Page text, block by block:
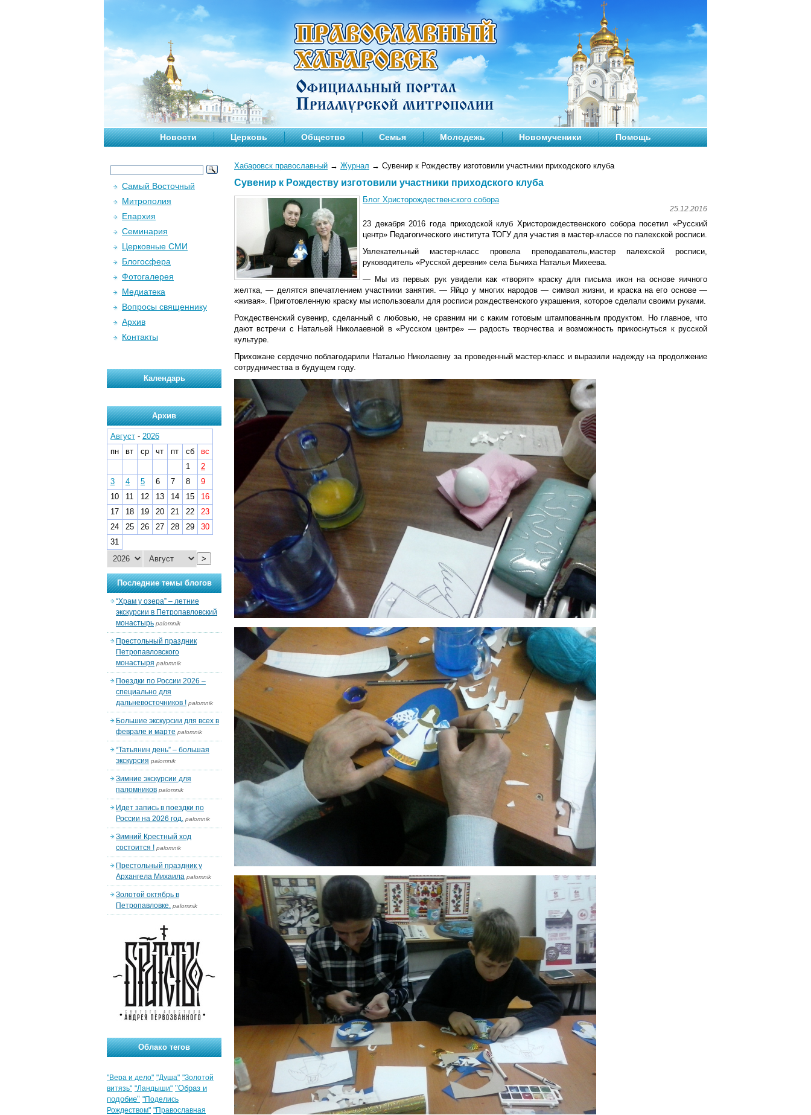
Новости Церковь Общество Семья Молодежь Новомученики Помощь
Хабаровск православный → Журнал → Сувенир к Рождеству изготовили участники приходского клуба
Сувенир к Рождеству изготовили участники приходского клуба
Блог Христорождественского собора
25.12.2016
23 декабря 2016 года приходской клуб Христорождественского собора посетил «Русский
центр» Педагогического института ТОГУ для участия в мастер-классе по палехской росписи.
Увлекательный мастер-класс провела преподаватель,мастер палехской росписи,
руководитель «Русской деревни» села Бычиха Наталья Михеева.
— Мы из первых рук увидели как «творят» краску для письма икон на основе яичного
желтка, — делятся впечатлением участники занятия. — Яйцо у многих народов — символ жизни, и краска на его основе —
«живая». Приготовленную краску мы использовали для росписи рождественского украшения, которое сделали своими руками.
Рождественский сувенир, сделанный с любовью, не сравним ни с каким готовым штампованным продуктом. Но главное, что
дают встречи с Натальей Николаевной в «Русском центре» — радость творчества и возможность прикоснуться к русской
культуре.
Прихожане сердечно поблагодарили Наталью Николаевну за проведенный мастер-класс и выразили надежду на продолжение
сотрудничества в будущем году.
Самый Восточный
Митрополия
Епархия
Семинария
Церковные СМИ
Блогосфера
Фотогалерея
Медиатека
Вопросы священнику
Архив
Контакты
Календарь
Архив
Август - 2026
пн
вт ср чт пт сб
вс
1
2
3
4 5 6 7 8
9
10
11 12 13 14 15
16
17
18 19 20 21 22
23
24
25 26 27 28 29
30
31
>
Последние темы блогов
“Храм у озера” – летние
экскурсии в Петропавловский
монастырь palomnik
Престольный праздник
Петропавловского
монастыря palomnik
Поездки по России 2026 –
специально для
дальневосточников ! palomnik
Большие экскурсии для всех в
феврале и марте palomnik
“Татьянин день” – большая
экскурсия palomnik
Зимние экскурсии для
паломников palomnik
Идет запись в поездки по
России на 2026 год. palomnik
Зимний Крестный ход
состоится ! palomnik
Престольный праздник у
Архангела Михаила palomnik
Золотой октябрь в
Петропавловке. palomnik
Облако тегов
"Вера и дело" "Душа" "Золотой
витязь" "Ландыши" "Образ и
подобие" "Поделись
Рождеством" "Православная